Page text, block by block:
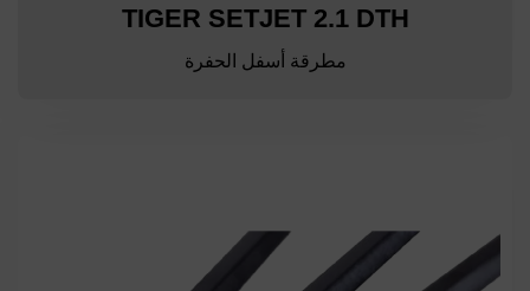
TIGER SETJET 2.1 DTH
مطرقة أسفل الحفرة